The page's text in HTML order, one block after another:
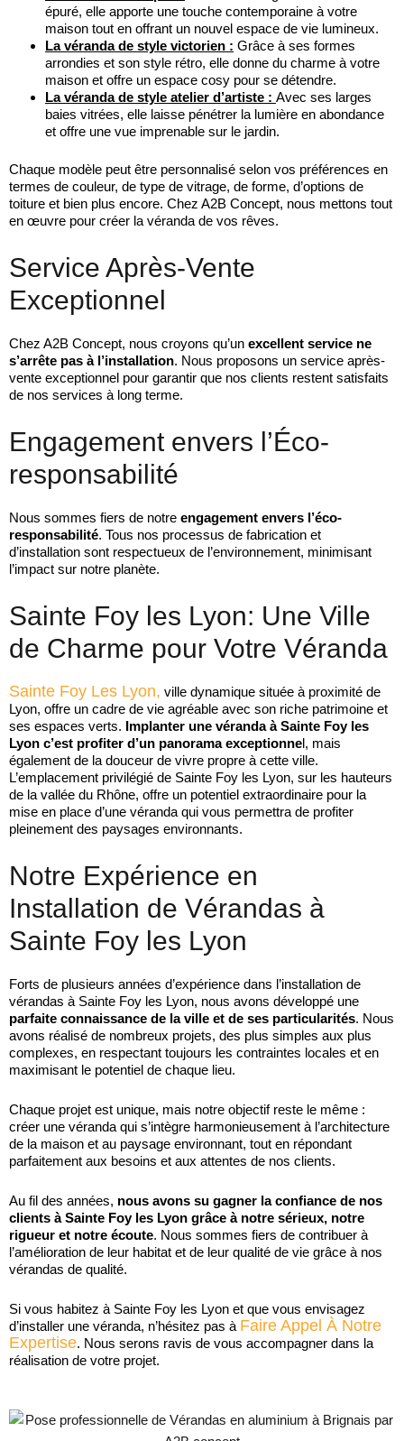
épuré, elle apporte une touche contemporaine à votre
maison tout en offrant un nouvel espace de vie lumineux.
La véranda de style victorien : Grâce à ses formes
arrondies et son style rétro, elle donne du charme à votre
maison et offre un espace cosy pour se détendre.
La véranda de style atelier d’artiste : Avec ses larges
baies vitrées, elle laisse pénétrer la lumière en abondance
et offre une vue imprenable sur le jardin.
Chaque modèle peut être personnalisé selon vos préférences en
termes de couleur, de type de vitrage, de forme, d’options de
toiture et bien plus encore. Chez A2B Concept, nous mettons tout
en œuvre pour créer la véranda de vos rêves.
Service Après-Vente
Exceptionnel
Chez A2B Concept, nous croyons qu’un excellent service ne
s’arrête pas à l’installation. Nous proposons un service après-
vente exceptionnel pour garantir que nos clients restent satisfaits
de nos services à long terme.
Engagement envers l’Éco-
responsabilité
Nous sommes fiers de notre engagement envers l’éco-
responsabilité. Tous nos processus de fabrication et
d’installation sont respectueux de l’environnement, minimisant
l’impact sur notre planète.
Sainte Foy les Lyon: Une Ville
de Charme pour Votre Véranda
SAinte Foy Les Lyon, ville dynamique située à proximité de
Lyon, offre un cadre de vie agréable avec son riche patrimoine et
ses espaces verts. Implanter une véranda à Sainte Foy les
Lyon c’est profiter d’un panorama exceptionnel, mais
également de la douceur de vivre propre à cette ville.
L’emplacement privilégié de Sainte Foy les Lyon, sur les hauteurs
de la vallée du Rhône, offre un potentiel extraordinaire pour la
mise en place d’une véranda qui vous permettra de profiter
pleinement des paysages environnants.
Notre Expérience en
Installation de Vérandas à
Sainte Foy les Lyon
Forts de plusieurs années d’expérience dans l’installation de
vérandas à Sainte Foy les Lyon, nous avons développé une
parfaite connaissance de la ville et de ses particularités. Nous
avons réalisé de nombreux projets, des plus simples aux plus
complexes, en respectant toujours les contraintes locales et en
maximisant le potentiel de chaque lieu.
Chaque projet est unique, mais notre objectif reste le même :
créer une véranda qui s’intègre harmonieusement à l’architecture
de la maison et au paysage environnant, tout en répondant
parfaitement aux besoins et aux attentes de nos clients.
Au fil des années, nous avons su gagner la confiance de nos
clients à Sainte Foy les Lyon grâce à notre sérieux, notre
rigueur et notre écoute. Nous sommes fiers de contribuer à
l’amélioration de leur habitat et de leur qualité de vie grâce à nos
vérandas de qualité.
Si vous habitez à Sainte Foy les Lyon et que vous envisagez
d’installer une véranda, n’hésitez pas à Faire Appel À Notre
Expertise. Nous serons ravis de vous accompagner dans la
réalisation de votre projet.